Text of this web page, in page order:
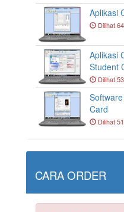
Aplikasi
Dilihat
Aplikasi
Student
Dilihat
Card
Dilihat
CARA ORDER